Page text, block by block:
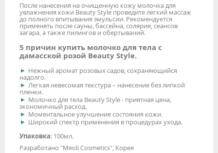
После нанесения на очищенную кожу молочка для
увлажнения кожи Beauty Style проведите легкий массаж
до полного впитывания эмульсии. Рекомендуется
применять после сауны, бассейна, солярия, сеансов
загара, а также пилингов и обертываний.
5 причин купить молочко для тела с
дамасской розой Beauty Style.
Нежный аромат розовых садов, сохраняющийся
надолго.
Легкая невесомая текстура – нанесение без липкой
пленки.
Молочко для тела Beauty Style - приятная цена,
экономичный расход.
Моментальное улучшение состояния кожи.
Широкий спектр применения в процедурах ухода.
Упаковка: 100мл.
Разработано "Meoli Cosmetics", Корея